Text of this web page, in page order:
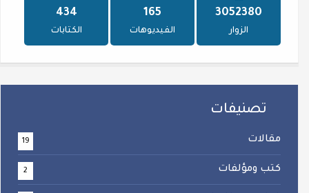
4038372
الزوار
218
الفيديوهات
574
الكتابات
تصنيفات
مقالات 19
كتب ومؤلفات 2